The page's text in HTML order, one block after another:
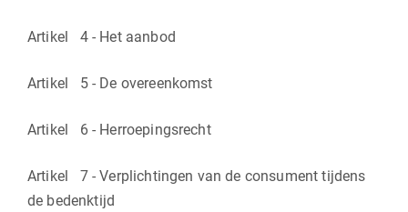
Artikel 4 - Het aanbod
Artikel 5 - De overeenkomst
Artikel 6 - Herroepingsrecht
Artikel 7 - Verplichtingen van de consument tijdens
de bedenktijd